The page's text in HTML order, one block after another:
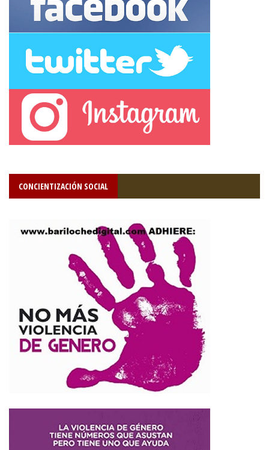
CONCIENTIZACIÓN SOCIAL